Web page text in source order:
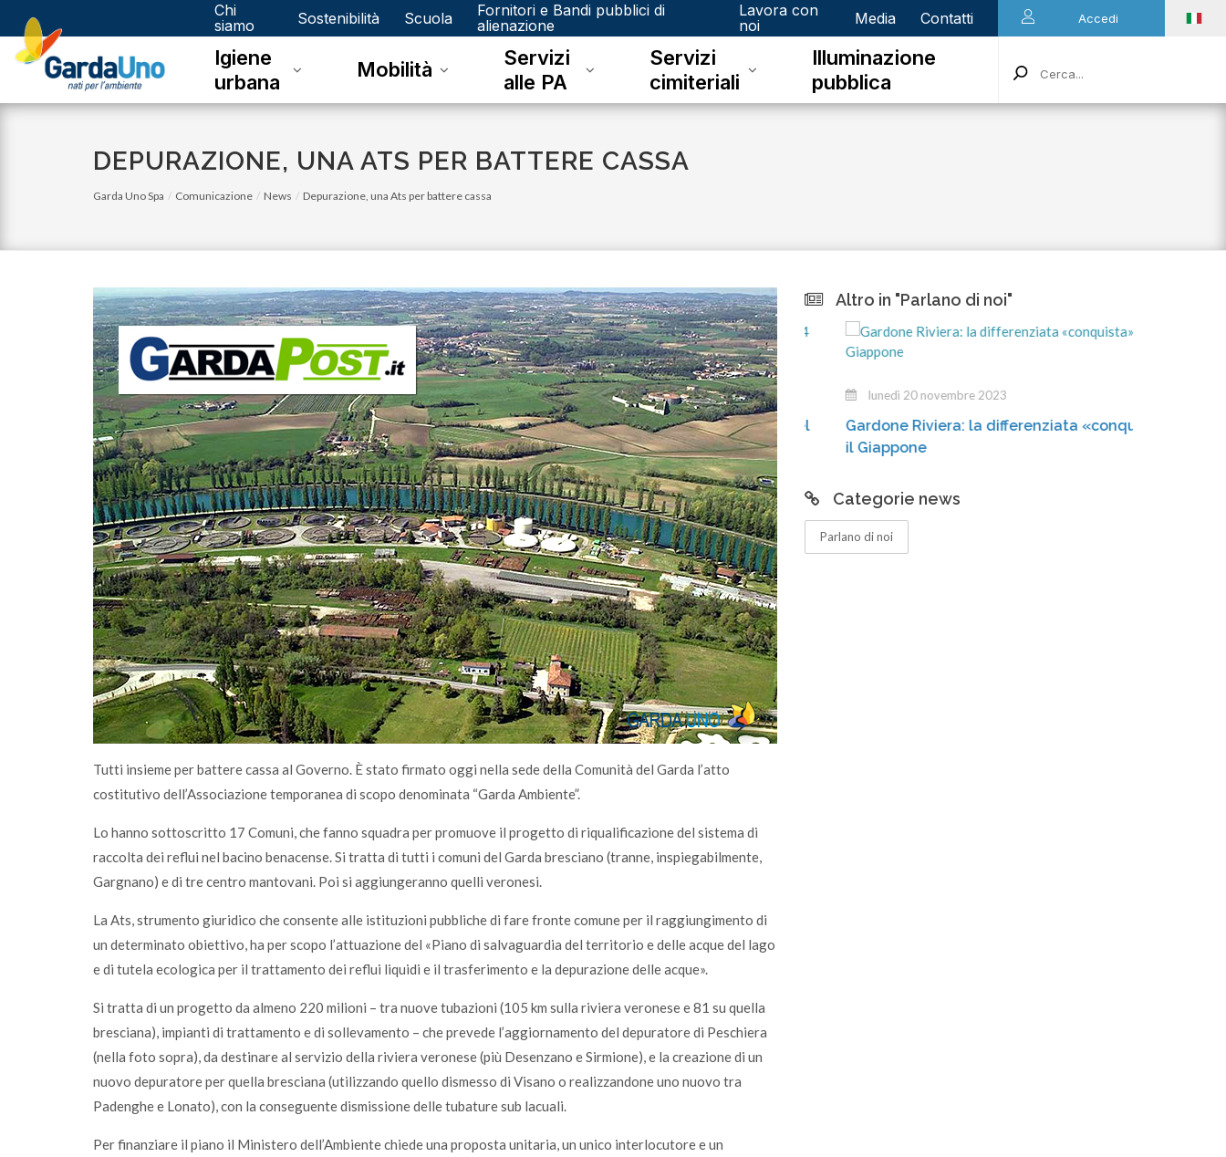
Gardauno
Spa
Chi
siamo
Sostenibilità Scuola
Fornitori e Bandi pubblici di
alienazione
Lavora con
noi
Media Contatti Accedi
Igiene
urbana
Mobilità
Servizi
alle PA
Servizi
cimiteriali
Illuminazione
pubblica
DEPURAZIONE, UNA ATS PER BATTERE CASSA
Garda Uno Spa Comunicazione News Depurazione, una Ats per battere cassa
Tutti insieme per battere cassa al Governo. È stato firmato oggi nella sede della Comunità del Garda l’atto
costitutivo dell’Associazione temporanea di scopo denominata “Garda Ambiente”.
Lo hanno sottoscritto 17 Comuni, che fanno squadra per promuove il progetto di riqualificazione del sistema di
raccolta dei reflui nel bacino benacense. Si tratta di tutti i comuni del Garda bresciano (tranne, inspiegabilmente,
Gargnano) e di tre centro mantovani. Poi si aggiungeranno quelli veronesi.
La Ats, strumento giuridico che consente alle istituzioni pubbliche di fare fronte comune per il raggiungimento di
un determinato obiettivo, ha per scopo l’attuazione del «Piano di salvaguardia del territorio e delle acque del lago
e di tutela ecologica per il trattamento dei reflui liquidi e il trasferimento e la depurazione delle acque».
Si tratta di un progetto da almeno 220 milioni – tra nuove tubazioni (105 km sulla riviera veronese e 81 su quella
bresciana), impianti di trattamento e di sollevamento – che prevede l’aggiornamento del depuratore di Peschiera
(nella foto sopra), da destinare al servizio della riviera veronese (più Desenzano e Sirmione), e la creazione di un
nuovo depuratore per quella bresciana (utilizzando quello dismesso di Visano o realizzandone uno nuovo tra
Padenghe e Lonato), con la conseguente dismissione delle tubature sub lacuali.
Per finanziare il piano il Ministero dell’Ambiente chiede una proposta unitaria, un unico interlocutore e un
Altro in "Parlano di noi"
lunedì 03 luglio 2023
A Salò la quota di differenziata ha raggiunto
una media del 77%
lunedì 15 gennaio 2024
Video: Comunità Energetiche Rinnovabili nel
2024 sul Lago di Garda
lunedì 20 novembre 2023
Gardone Riviera: la differenziata «conquista»
il Giappone
Categorie news
Parlano di noi